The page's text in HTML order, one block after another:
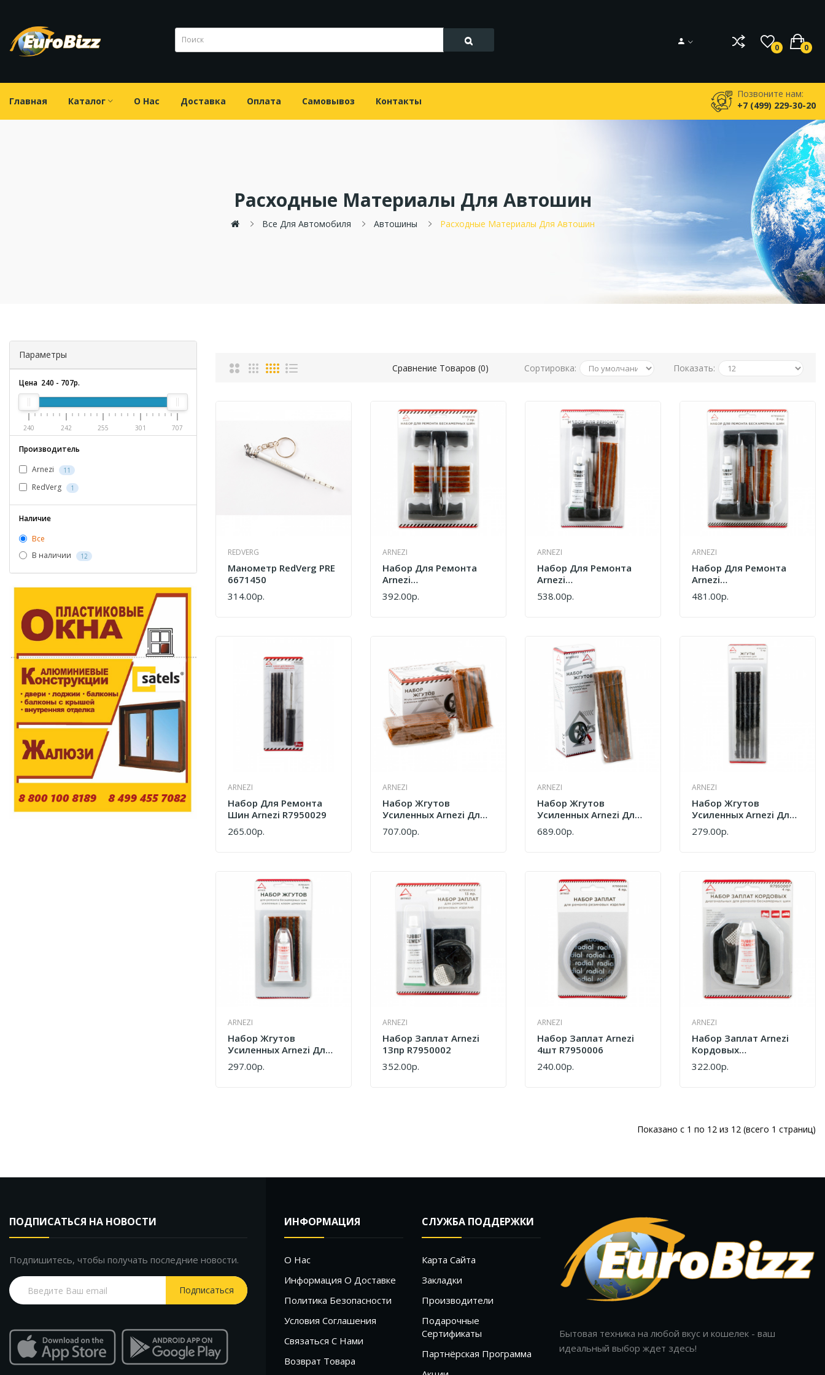
0 0
Главная Каталог О Нас Доставка Оплата Самовывоз Контакты
Позвоните нам:
+7 (499) 229-30-20
Расходные Материалы Для Автошин
Все Для Автомобиля Автошины Расходные Материалы Для Автошин
Параметры
Цена 240 - 707р.
240 242 255 301 707
Производитель
Arnezi
11
RedVerg 1
Наличие
Все
В наличии
12
Сравнение Товаров (0) Сортировка: Показать:
REDVERG
Манометр RedVerg PRE
6671450
314.00р.
КУПИТЬ
ARNEZI
Набор Для Ремонта
Arnezi
Профессиональный
7пр R7950019
392.00р.
КУПИТЬ
ARNEZI
Набор Для Ремонта
Arnezi
Профессиональный
8пр R7950022
538.00р.
КУПИТЬ
ARNEZI
Набор Для Ремонта
Arnezi
Профессиональный
8пр R7950023
481.00р.
КУПИТЬ
ARNEZI
Набор Для Ремонта
Шин Arnezi R7950029
265.00р.
КУПИТЬ
ARNEZI
Набор Жгутов
Усиленных Arnezi Для
Ремонта Бескамерных
Шин 10см 60шт
707.00р.
КУПИТЬ
ARNEZI
Набор Жгутов
Усиленных Arnezi Для
Ремонта Бескамерных
Шин 18см 30шт
689.00р.
КУПИТЬ
ARNEZI
Набор Жгутов
Усиленных Arnezi Для
Ремонта Бескамерных
Шин 5пр R7950008
279.00р.
КУПИТЬ
ARNEZI
Набор Жгутов
Усиленных Arnezi Для
Ремонта Бескамерных
Шин 5пр R7950011
297.00р.
КУПИТЬ
ARNEZI
Набор Заплат Arnezi
13пр R7950002
352.00р.
КУПИТЬ
ARNEZI
Набор Заплат Arnezi
4шт R7950006
240.00р.
КУПИТЬ
ARNEZI
Набор Заплат Arnezi
Кордовых
Диагональных 4пр
R7950007
322.00р.
КУПИТЬ
Показано с 1 по 12 из 12 (всего 1 страниц)
ПОДПИСАТЬСЯ НА НОВОСТИ
Подпишитесь, чтобы получать последние новости.
Подписаться
ИНФОРМАЦИЯ
О Нас
Информация О Доставке
Политика Безопасности
Условия Соглашения
Связаться С Нами
Возврат Товара
СЛУЖБА ПОДДЕРЖКИ
Карта Сайта
Закладки
Производители
Подарочные
Сертификаты
Партнёрская Программа
Бытовая техника на любой вкус и кошелек - ваш
идеальный выбор ждет здесь!